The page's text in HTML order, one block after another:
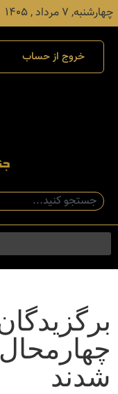
چهارشنبه, ۷ مرداد , ۱۴۰۵
خروج از حساب
شدند